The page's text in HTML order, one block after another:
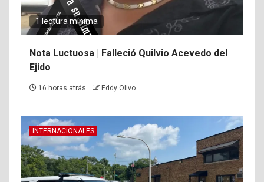
1 lectura mínima
Nota Luctuosa | Falleció Quilvio Acevedo del
Ejido
16 horas atrás Eddy Olivo
INTERNACIONALES